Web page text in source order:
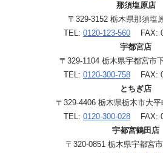
那須塩原店
〒329-3152 栃木県那須塩
TEL: 0120-123-560 FAX:
宇都宮店
〒329-1104 栃木県宇都宮市
TEL: 0120-300-758 FAX:
とちぎ店
〒329-4406 栃木県栃木市大
TEL: 0120-300-028 FAX:
宇都宮鶴田店
〒320-0851 栃木県宇都宮